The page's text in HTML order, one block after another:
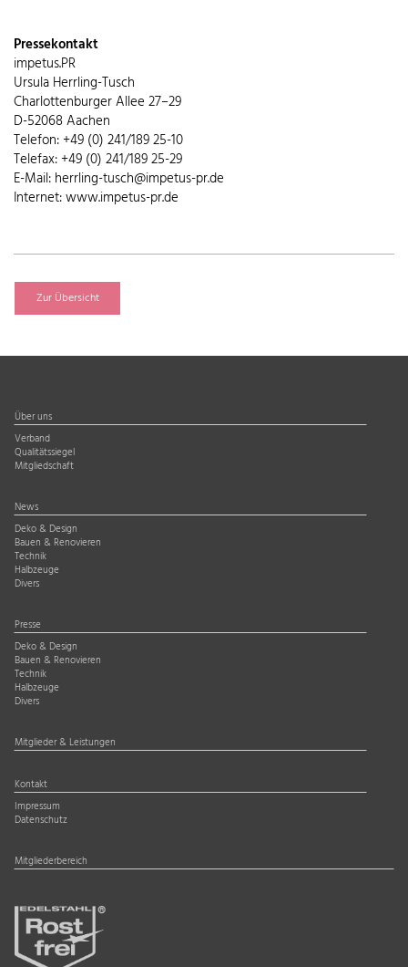
Pressekontakt
impetus.PR
Ursula Herrling-Tusch
Charlottenburger Allee 27–29
D-52068 Aachen
Telefon: +49 (0) 241/189 25-10
Telefax: +49 (0) 241/189 25-29
E-Mail: herrling-tusch@impetus-pr.de
Internet: www.impetus-pr.de
Zur Übersicht
Über uns
Verband
Qualitätssiegel
Mitgliedschaft
News
Deko & Design
Bauen & Renovieren
Technik
Halbzeuge
Divers
Presse
Deko & Design
Bauen & Renovieren
Technik
Halbzeuge
Divers
Mitglieder & Leistungen
Kontakt
Impressum
Datenschutz
Mitgliederbereich